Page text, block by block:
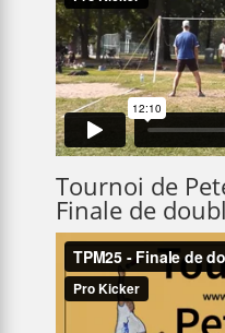
Tournoi de
Finale de